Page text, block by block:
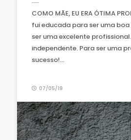
COMO MÃE, EU ERA ÓTIMA
fui educada para ser uma
ser uma excelente
independente. Para ser uma
sucesso!...
07/05/19